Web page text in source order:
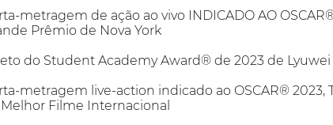
metragem de ação ao vivo INDICADO AO
Prêmio de Nova York
do Student Academy Award® de 2023 de
metragem live-action indicado ao OSCAR®
Filme Internacional